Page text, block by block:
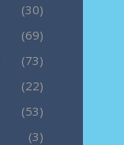
(30)
(69)
(73)
(22)
(53)
(3)